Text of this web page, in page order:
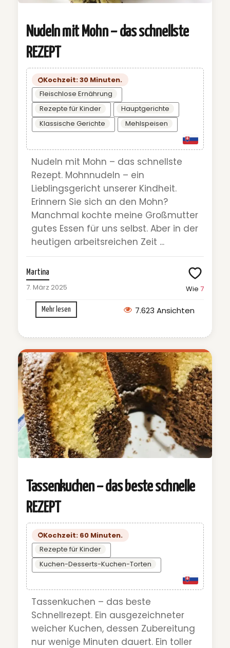
Nudeln mit Mohn – das schnellste
REZEPT
Kochzeit: 30 Minuten.
Fleischlose Ernährung
Rezepte für Kinder
Hauptgerichte
Klassische Gerichte
Mehlspeisen
Nudeln mit Mohn – das schnellste
Rezept. Mohnnudeln – ein
Lieblingsgericht unserer Kindheit.
Erinnern Sie sich an den Mohn?
Manchmal kochte meine Großmutter
gutes Essen für uns selbst. Aber in der
heutigen arbeitsreichen Zeit ...
Martina
7. März 2025 Wie 7
Mehr lesen 7.623 Ansichten
Tassenkuchen – das beste schnelle
REZEPT
Kochzeit: 60 Minuten.
Rezepte für Kinder
Kuchen-Desserts-Kuchen-Torten
Tassenkuchen – das beste
Schnellrezept. Ein ausgezeichneter
weicher Kuchen, dessen Zubereitung
nur wenige Minuten dauert. Ein toller